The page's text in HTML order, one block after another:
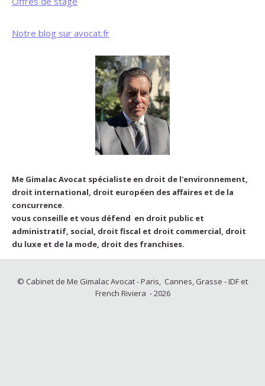
Notre blog sur avocat.fr
Me Gimalac Avocat spécialiste en droit de l'environnement,
droit international, droit européen des affaires et de la
concurrence.
vous conseille et vous défend en droit public et
administratif, social, droit fiscal et droit commercial, droit
du luxe et de la mode, droit des franchises.
© Cabinet de Me Gimalac Avocat - Paris, Cannes, Grasse - IDF et
French Riviera - 2026